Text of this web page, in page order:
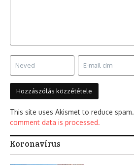
This site uses Akismet to reduce spam.
comment data is processed.
Koronavírus